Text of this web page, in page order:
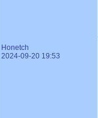
Honetch
2024-09-20 19:53